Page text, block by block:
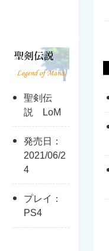
聖剣伝
説 LoM
発売日：
2021/06/2
4
プレイ：
PS4